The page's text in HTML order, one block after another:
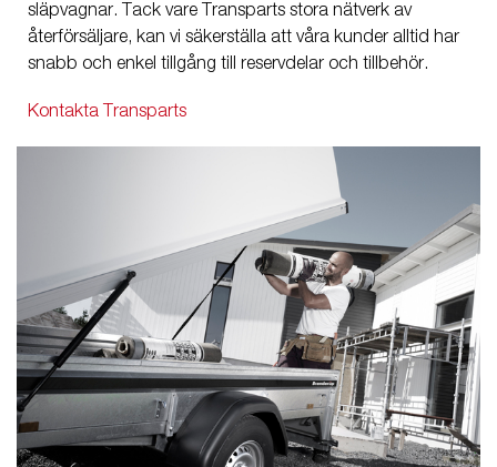
släpvagnar. Tack vare Transparts stora nätverk av
återförsäljare, kan vi säkerställa att våra kunder alltid har
snabb och enkel tillgång till reservdelar och tillbehör.
Kontakta Transparts